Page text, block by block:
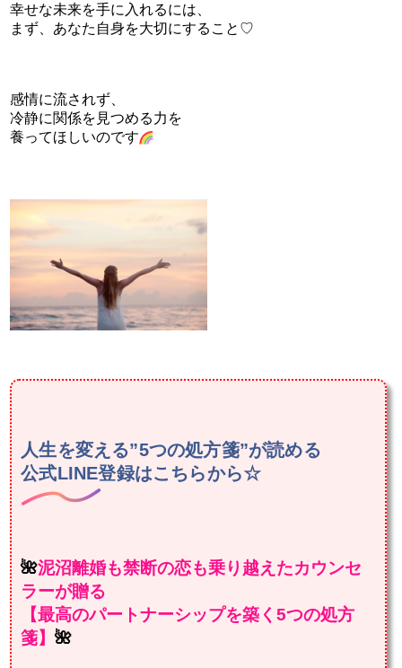
幸せな未来を手に入れるには、
まず、あなた自身を大切にすること♡
感情に流されず、
冷静に関係を見つめる力を
養ってほしいのです
人生を変える”5つの処方箋”が読める
公式LINE登録はこちらから☆
🌺泥沼離婚も禁断の恋も乗り越えたカウンセ
ラーが贈る
【最高のパートナーシップを築く5つの処方
箋】🌺